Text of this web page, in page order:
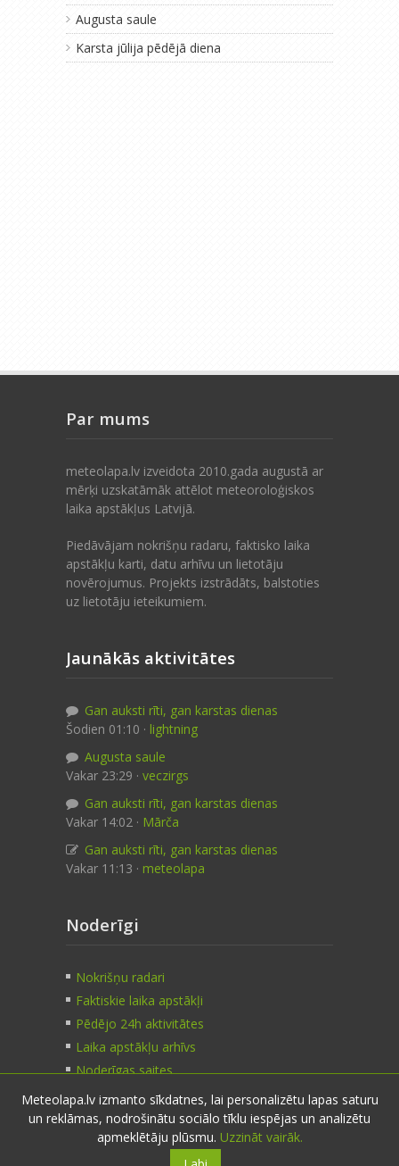
Augusta saule
Karsta jūlija pēdējā diena
Par mums
meteolapa.lv izveidota 2010.gada augustā ar
mērķi uzskatāmāk attēlot meteoroloģiskos
laika apstākļus Latvijā.
Piedāvājam nokrišņu radaru, faktisko laika
apstākļu karti, datu arhīvu un lietotāju
novērojumus. Projekts izstrādāts, balstoties
uz lietotāju ieteikumiem.
Jaunākās aktivitātes
Gan auksti rīti, gan karstas dienas
Šodien 01:10 · lightning
Augusta saule
Vakar 23:29 · veczirgs
Gan auksti rīti, gan karstas dienas
Vakar 14:02 · Mārča
Gan auksti rīti, gan karstas dienas
Vakar 11:13 · meteolapa
Noderīgi
Nokrišņu radari
Faktiskie laika apstākļi
Pēdējo 24h aktivitātes
Laika apstākļu arhīvs
Noderīgas saites
Kontakti
Meteolapa.lv izmanto sīkdatnes, lai personalizētu lapas saturu
un reklāmas, nodrošinātu sociālo tīklu iespējas un analizētu
apmeklētāju plūsmu. Uzzināt vairāk.